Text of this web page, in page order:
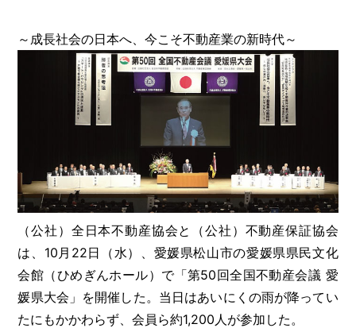
～成長社会の日本へ、今こそ不動産業の新時代～
（公社）全日本不動産協会と（公社）不動産保証協会
は、10月22日（水）、愛媛県松山市の愛媛県県民文化
会館（ひめぎんホール）で「第50回全国不動産会議 愛
媛県大会」を開催した。当日はあいにくの雨が降ってい
たにもかかわらず、会員ら約1,200人が参加した。